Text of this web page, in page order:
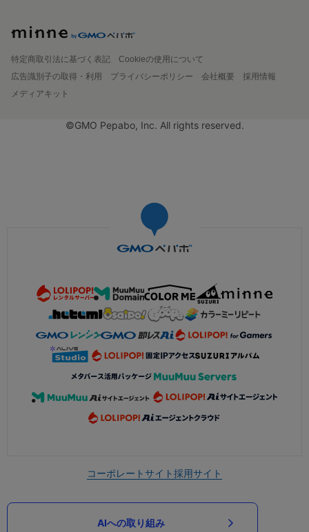
特定商取引法に基づく表記
Cookieの使用について
広告識別子の取得・利用
プライバシーポリシー 会社概要
採用情報
メディアキット
©GMO Pepabo, Inc. All rights reserved.
コーポレートサイト採用サイト
AIへの取り組み